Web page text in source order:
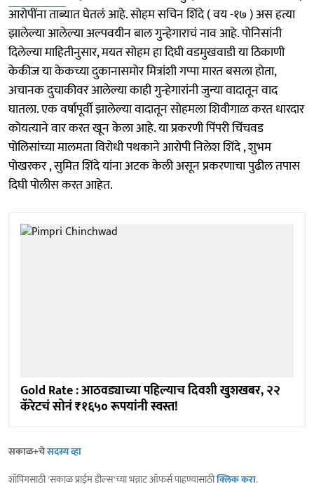
आरोपींना ताब्यात घेतलं आहे. सोहम सचिन शिंदे ( वय -१७ ) अस हत्या
झालेल्या आलेल्या अल्पवयीन बाल गुन्हेगाराचं नाव आहे. पोनिसांनी
दिलेल्या माहितीनुसार, मयत सोहम हा दिघी वडमुखवाडी या ठिकाणी
केकीज या केकच्या दुकानासमोर मित्रांशी गप्पा मारत बसला होता,
अचानक दुचाकीवर आलेल्या काही गुन्हेगारांनी जुन्या वादातून वाद
घातला. एक वर्षापूर्वी झालेल्या वादातून सोहमला शिवीगाळ करत धारदार
कोयत्याने वार करत खून केला आहे. या प्रकरणी पिंपरी चिंचवड
पोलिसांच्या मालमता विरोधी पथकाने आरोपी निलेश शिंदे , शुभम
पोखरकर , सुमित शिंदे यांना अटक केली असून प्रकरणाचा पुढील तपास
दिघी पोलीस करत आहेत.
Gold Rate : आठवड्याच्या पहिल्याच दिवशी खुशखबर, २२
कॅरेटचं सोनं ₹१६५० रूपयांनी स्वस्त!
सकाळ+चेसदस्य व्हा
शॉपिंगसाठी 'सकाळ प्राईम डील्स'च्या भन्नाट ऑफर्स पाहण्यासाठीक्लिक करा.